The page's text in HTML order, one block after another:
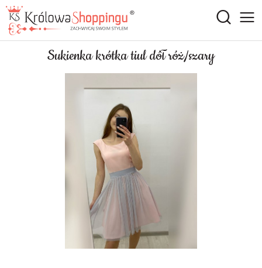
Sukienka krótka tiul dół róż/szary